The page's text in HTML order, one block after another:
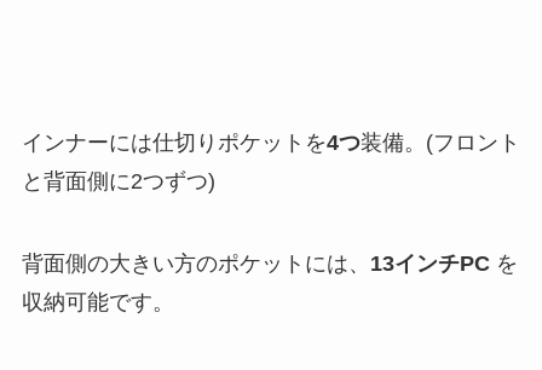
インナーには仕切りポケットを4つ装備。(フロント
と背面側に2つずつ)
背面側の大きい方のポケットには、 13インチPCを
収納可能です。